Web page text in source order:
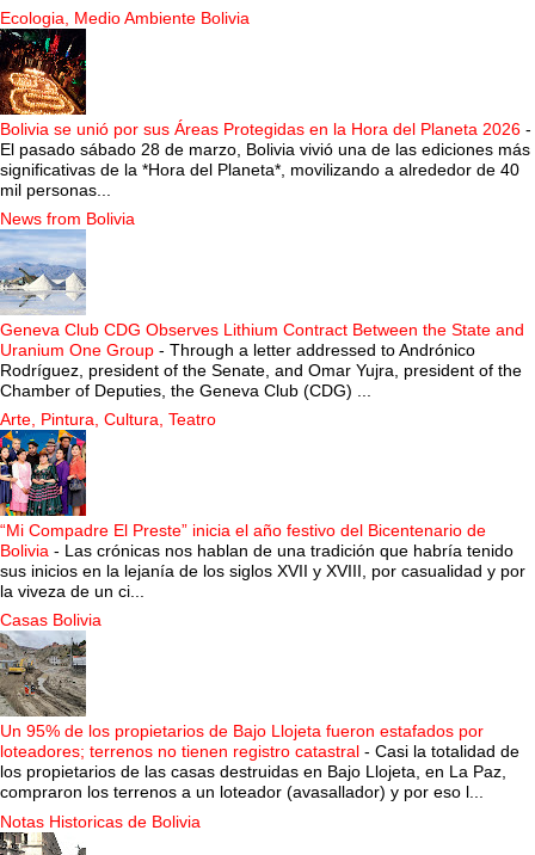
Ecologia, Medio Ambiente Bolivia
Bolivia se unió por sus Áreas Protegidas en la Hora del Planeta 2026 -
El pasado sábado 28 de marzo, Bolivia vivió una de las ediciones más
significativas de la *Hora del Planeta*, movilizando a alrededor de 40
mil personas...
News from Bolivia
Geneva Club CDG Observes Lithium Contract Between the State and
Uranium One Group - Through a letter addressed to Andrónico
Rodríguez, president of the Senate, and Omar Yujra, president of the
Chamber of Deputies, the Geneva Club (CDG) ...
Arte, Pintura, Cultura, Teatro
“Mi Compadre El Preste” inicia el año festivo del Bicentenario de
Bolivia - Las crónicas nos hablan de una tradición que habría tenido
sus inicios en la lejanía de los siglos XVII y XVIII, por casualidad y por
la viveza de un ci...
Casas Bolivia
Un 95% de los propietarios de Bajo Llojeta fueron estafados por
loteadores; terrenos no tienen registro catastral - Casi la totalidad de
los propietarios de las casas destruidas en Bajo Llojeta, en La Paz,
compraron los terrenos a un loteador (avasallador) y por eso l...
Notas Historicas de Bolivia